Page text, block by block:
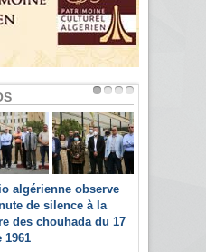
algérienne observe
de silence à la
des chouhada du 17
1961